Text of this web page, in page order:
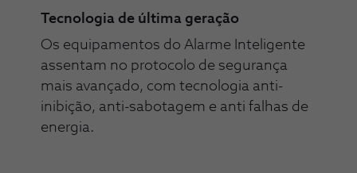
Tecnologia de última geração
Os equipamentos do Alarme Inteligente
assentam no protocolo de segurança
mais avançado, com tecnologia anti-
inibição, anti-sabotagem e anti falhas de
energia.